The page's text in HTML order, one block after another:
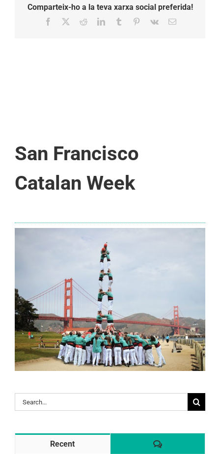
Comparteix-ho a la teva xarxa social preferida!
Facebook RedditLinkedInTumblr Pinterest
Vk Email:
San Francisco
Catalan Week
Search
for:
Recent Comentaris